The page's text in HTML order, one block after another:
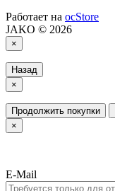
Работает на ocStore
JAKO © 2026
×
Назад
×
Продолжить покупки
×
E-Mail